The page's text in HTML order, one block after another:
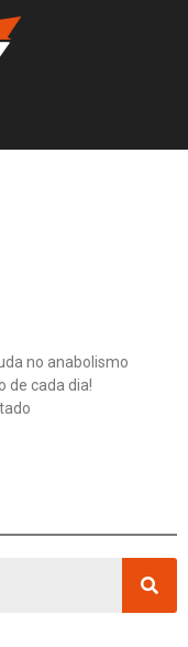
no anabolismo
de cada dia!